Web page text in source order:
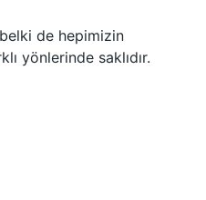
de hepimizin
yönlerinde saklıdır.